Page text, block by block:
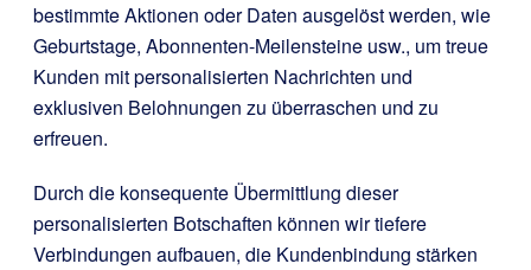
bestimmte Aktionen oder Daten ausgelöst werden, wie
Geburtstage, Abonnenten-Meilensteine usw., um treue
Kunden mit personalisierten Nachrichten und
exklusiven Belohnungen zu überraschen und zu
erfreuen.
Durch die konsequente Übermittlung dieser
personalisierten Botschaften können wir tiefere
Verbindungen aufbauen, die Kundenbindung stärken